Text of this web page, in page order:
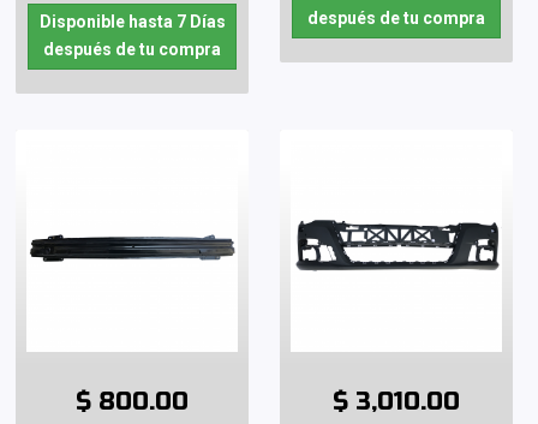
Disponible hasta 7 Días
después de tu compra
después de tu compra
$ 800.00 $ 3,010.00